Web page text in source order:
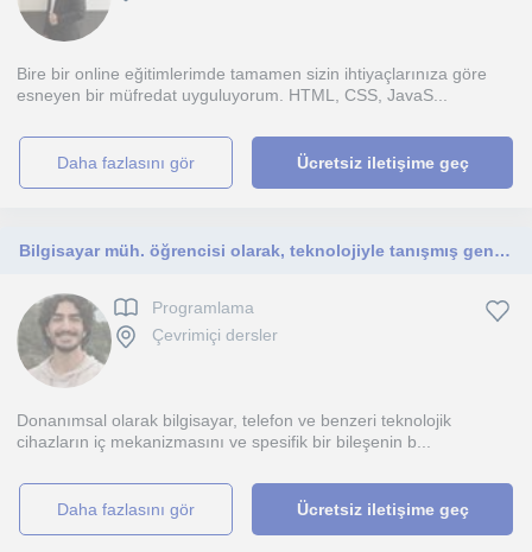
Bire bir online eğitimlerimde tamamen sizin ihtiyaçlarınıza göre
esneyen bir müfredat uyguluyorum. HTML, CSS, JavaS...
daha fazlasını gör Ücretsiz iletişime geç
Bilgisayar müh. öğrencisi olarak, teknolojiyle tanışmış genç geliştiricilere temel düzeyde kodlama ve PC bilimi aktarabilirim.
Programlama
Çevrimiçi dersler
Donanımsal olarak bilgisayar, telefon ve benzeri teknolojik
cihazların iç mekanizmasını ve spesifik bir bileşenin b...
daha fazlasını gör Ücretsiz iletişime geç